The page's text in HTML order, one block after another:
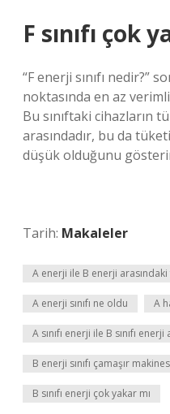
F sınıfı çok
“F enerji sınıfı nedir?”
noktasında en az
Bu sınıftaki cihazların
arasındadır, bu da
düşük olduğunu
Tarih: Makaleler
A enerji ile B enerji
A enerji sınıfı ne oldu A
A sınıfı enerji ile B sınıfı
B enerji sınıfı çamaşır
B sınıfı enerji çok yakar mı